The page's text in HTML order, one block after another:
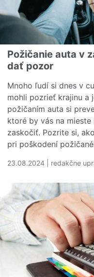
Požičanie auta v
dať pozor
Mnoho ľudí si dnes v
mohli pozrieť krajinu a
požičaním auta si
ktoré by vás na
zaskočiť. Pozrite si,
pri poškodení
23.08.2024 | redakčne